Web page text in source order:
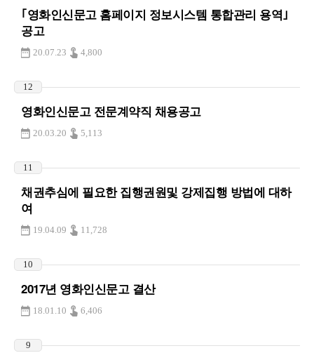
｢영화인신문고 홈페이지 정보시스템 통합관리 용역｣
공고
20.07.23 4,800
12
영화인신문고 전문계약직 채용공고
20.03.20 5,113
11
채권추심에 필요한 집행권원및 강제집행 방법에 대하
여
19.04.09 11,728
10
2017년 영화인신문고 결산
18.01.10 6,406
9